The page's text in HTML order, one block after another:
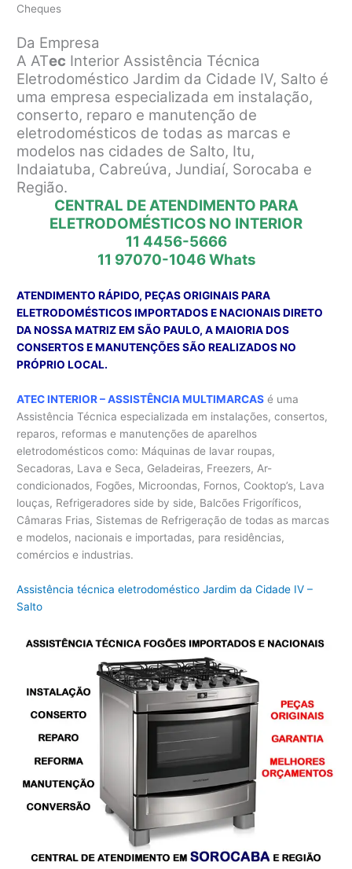
Cheques
Da Empresa
A ATec Interior Assistência Técnica
Eletrodoméstico Jardim da Cidade IV, Salto é
uma empresa especializada em instalação,
conserto, reparo e manutenção de
eletrodomésticos de todas as marcas e
modelos nas cidades de Salto, Itu,
Indaiatuba, Cabreúva, Jundiaí, Sorocaba e
Região.
CENTRAL DE ATENDIMENTO PARA
ELETRODOMÉSTICOS NO INTERIOR
11 4456-5666
11 97070-1046Whats
ATENDIMENTO RÁPIDO, PEÇAS ORIGINAIS PARA
ELETRODOMÉSTICOS IMPORTADOS E NACIONAIS DIRETO
DA NOSSA MATRIZ EM SÃO PAULO, A MAIORIA DOS
CONSERTOS E MANUTENÇÕES SÃO REALIZADOS NO
PRÓPRIO LOCAL.
ATEC INTERIOR – ASSISTÊNCIA MULTIMARCAS é uma
Assistência Técnica especializada em instalações, consertos,
reparos, reformas e manutenções de aparelhos
eletrodomésticos como: Máquinas de lavar roupas,
Secadoras, Lava e Seca, Geladeiras, Freezers, Ar-
condicionados, Fogões, Microondas, Fornos, Cooktop’s, Lava
louças, Refrigeradores side by side, Balcões Frigoríficos,
Câmaras Frias, Sistemas de Refrigeração de todas as marcas
e modelos, nacionais e importadas, para residências,
comércios e industrias.
Assistência técnica eletrodoméstico Jardim da Cidade IV –
Salto